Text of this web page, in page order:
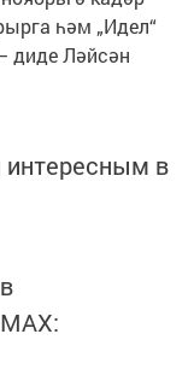
һәм „Идел“
диде Ләйсән
в